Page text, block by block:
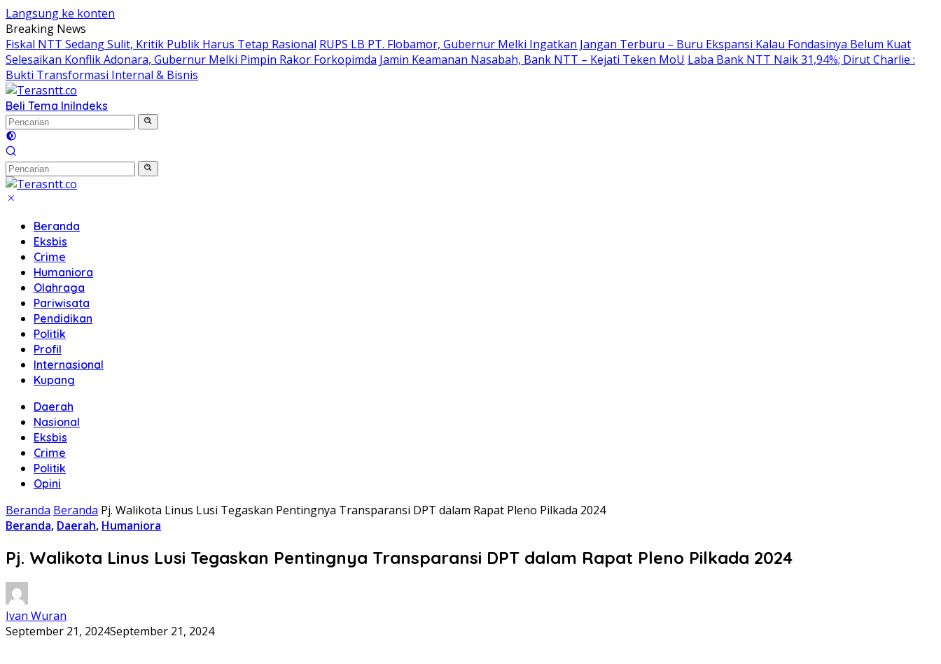
Langsung ke konten
Breaking News
Fiskal NTT Sedang Sulit, Kritik Publik Harus Tetap Rasional RUPS LB PT. Flobamor, Gubernur Melki Ingatkan Jangan Terburu – Buru Ekspansi Kalau Fondasinya Belum Kuat
Selesaikan Konflik Adonara, Gubernur Melki Pimpin Rakor Forkopimda Jamin Keamanan Nasabah, Bank NTT – Kejati Teken MoU Laba Bank NTT Naik 31,94%; Dirut Charlie :
Bukti Transformasi Internal & Bisnis
Beli Tema IniIndeks
Beranda
Eksbis
Crime
Humaniora
Olahraga
Pariwisata
Pendidikan
Politik
Profil
Internasional
Kupang
Daerah
Nasional
Eksbis
Crime
Politik
Opini
Beranda Beranda Pj. Walikota Linus Lusi Tegaskan Pentingnya Transparansi DPT dalam Rapat Pleno Pilkada 2024
Beranda, Daerah, Humaniora
Pj. Walikota Linus Lusi Tegaskan Pentingnya Transparansi DPT dalam Rapat Pleno Pilkada 2024
Ivan Wuran
September 21, 2024September 21, 2024